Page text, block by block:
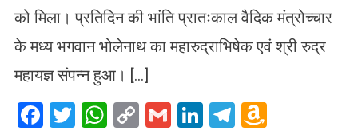
को मिला। प्रतिदिन की भांति प्रातःकाल वैदिक मंत्रोच्चार
के मध्य भगवान भोलेनाथ का महारुद्राभिषेक एवं श्री रुद्र
महायज्ञ संपन्न हुआ। […]
Facebook
Twitter
WhatsApp
CopyGmailLinkedIn
Telegram